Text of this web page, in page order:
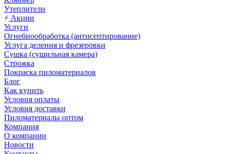
Утеплители
Акции
Услуги
Огнебиообработка (антисептирование)
Услуга деления и фрезеровки
Сушка (сушильная камера)
Строжка
Покраска пиломатериалов
Блог
Как купить
Условия оплаты
Условия доставки
Пиломатериалы оптом
Компания
О компании
Новости